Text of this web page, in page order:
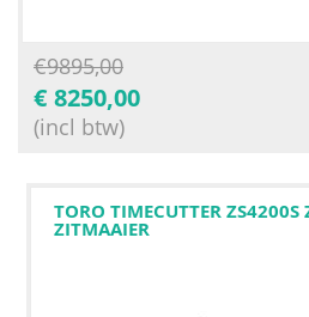
€9895,00
€ 8250,00
(incl btw)
TORO TIMECUTTER ZS4200S
ZITMAAIER